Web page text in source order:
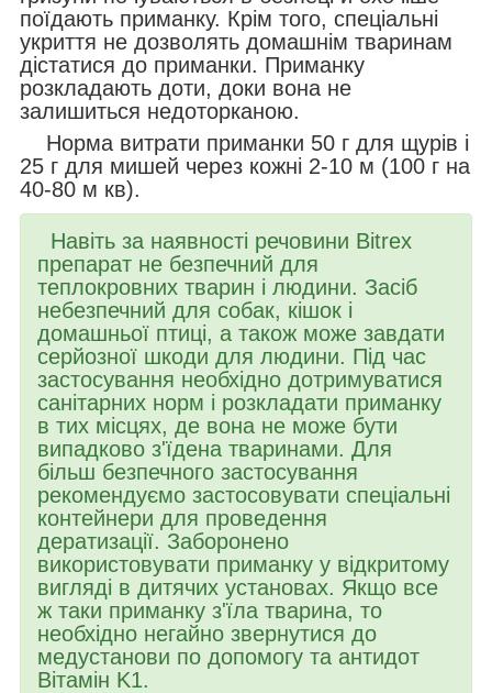
поїдають приманку. Крім того, спеціальні
укриття не дозволять домашнім тваринам
дістатися до приманки. Приманку
розкладають доти, доки вона не
залишиться недоторканою.
Норма витрати приманки 50 г для щурів і
25 г для мишей через кожні 2-10 м (100 г на
40-80 м кв).
Навіть за наявності речовини Bitrex
препарат не безпечний для
теплокровних тварин і людини. Засіб
небезпечний для собак, кішок і
домашньої птиці, а також може завдати
серйозної шкоди для людини. Під час
застосування необхідно дотримуватися
санітарних норм і розкладати приманку
в тих місцях, де вона не може бути
випадково з'їдена тваринами. Для
більш безпечного застосування
рекомендуємо застосовувати спеціальні
контейнери для проведення
дератизації. Заборонено
використовувати приманку у відкритому
вигляді в дитячих установах. Якщо все
ж таки приманку з'їла тварина, то
необхідно негайно звернутися до
медустанови по допомогу та антидот
Вітамін K1.